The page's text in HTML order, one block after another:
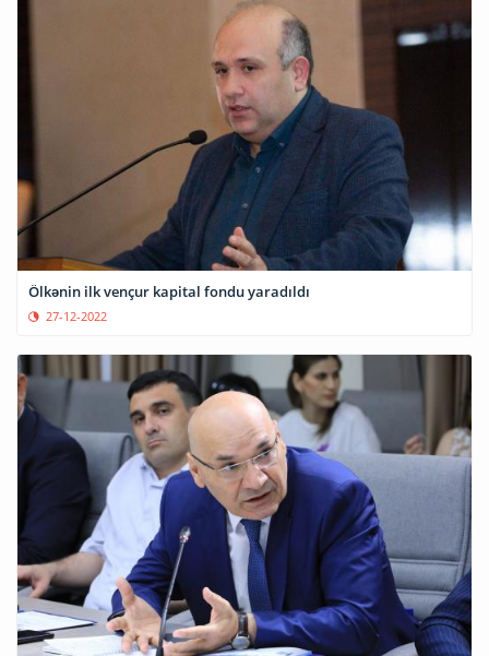
Ölkənin ilk vençur kapital fondu yaradıldı
27-12-2022